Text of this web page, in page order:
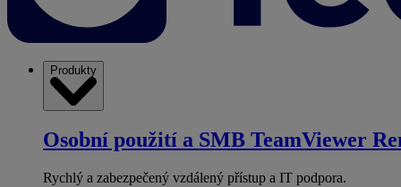
Produkty
Osobní použití a SMB TeamViewer
Rychlý a zabezpečený vzdálený přístup a IT podpora.